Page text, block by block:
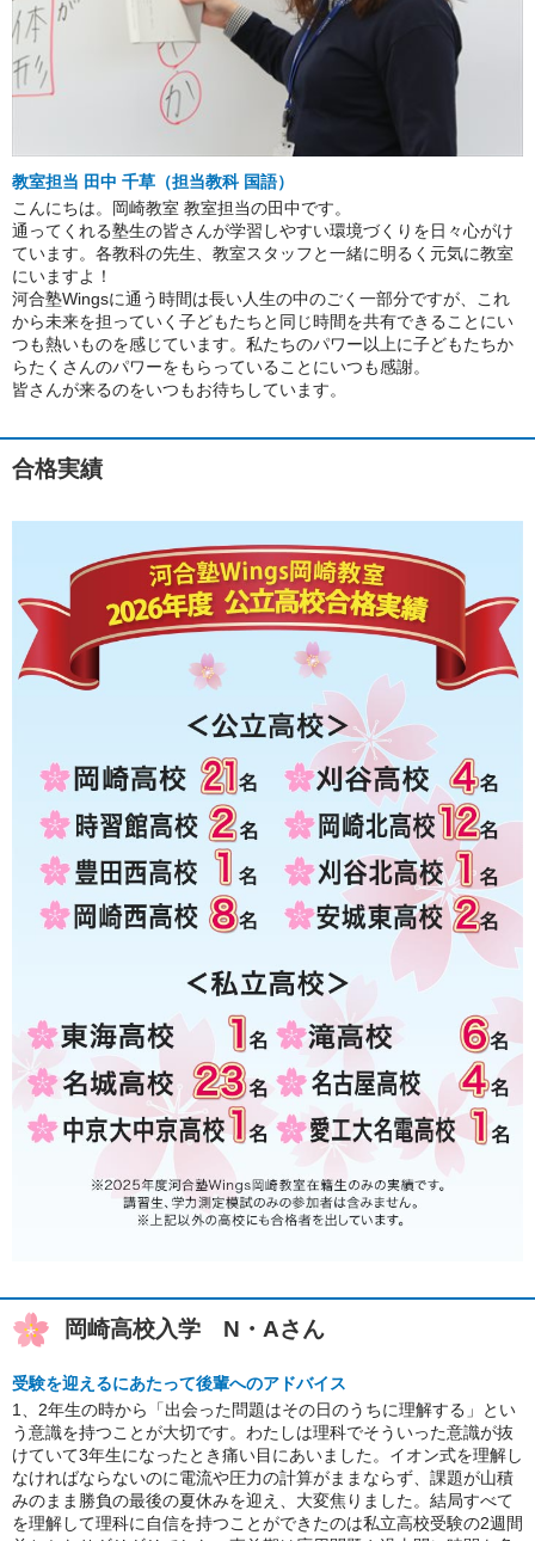
教室担当 田中 千草（担当教科 国語）
こんにちは。岡崎教室 教室担当の田中です。
通ってくれる塾生の皆さんが学習しやすい環境づくりを日々心がけ
ています。各教科の先生、教室スタッフと一緒に明るく元気に教室
にいますよ！
河合塾Wingsに通う時間は長い人生の中のごく一部分ですが、これ
から未来を担っていく子どもたちと同じ時間を共有できることにい
つも熱いものを感じています。私たちのパワー以上に子どもたちか
らたくさんのパワーをもらっていることにいつも感謝。
皆さんが来るのをいつもお待ちしています。
合格実績
岡崎高校入学 N・Aさん
受験を迎えるにあたって後輩へのアドバイス
1、2年生の時から「出会った問題はその日のうちに理解する」とい
う意識を持つことが大切です。わたしは理科でそういった意識が抜
けていて3年生になったとき痛い目にあいました。イオン式を理解し
なければならないのに電流や圧力の計算がままならず、課題が山積
みのまま勝負の最後の夏休みを迎え、大変焦りました。結局すべて
を理解して理科に自信を持つことができたのは私立高校受験の2週間